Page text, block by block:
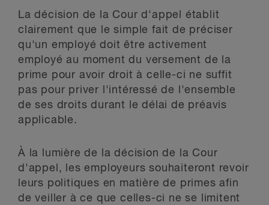
La décision de la Cour d'appel établit
clairement que le simple fait de préciser
qu'un employé doit être activement
employé au moment du versement de la
prime pour avoir droit à celle-ci ne suffit
pas pour priver l'intéressé de l'ensemble
de ses droits durant le délai de préavis
applicable.
À la lumière de la décision de la Cour
d'appel, les employeurs souhaiteront revoir
leurs politiques en matière de primes afin
de veiller à ce que celles-ci ne se limitent